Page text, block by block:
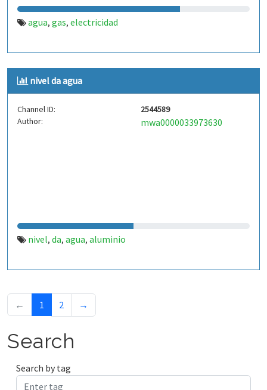
agua, gas, electricidad
nivel da agua
Channel ID:
2544589
Author:
mwa0000033973630
nivel, da, agua, aluminio
← 1 2 →
Search
Search by tag